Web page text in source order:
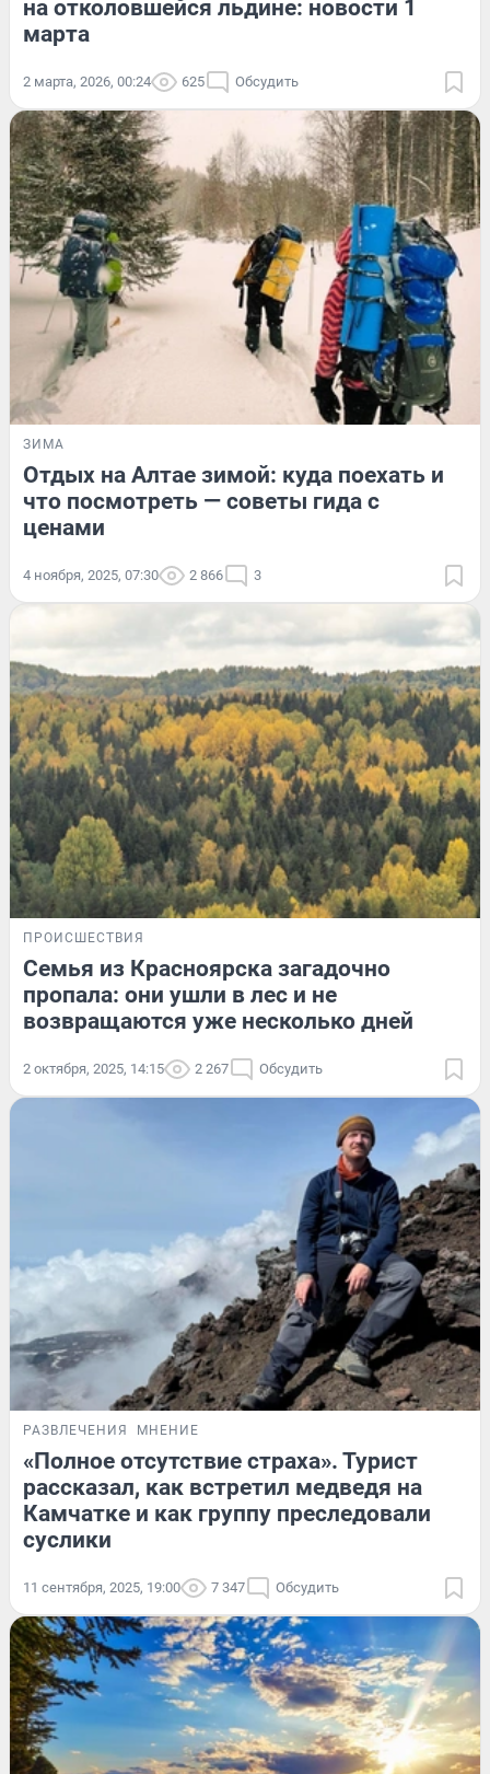
на отколовшейся льдине: новости 1
марта
2 марта, 2026, 00:24 625 Обсудить
ЗИМА
Отдых на Алтае зимой: куда поехать и
что посмотреть — советы гида с
ценами
4 ноября, 2025, 07:30 2 866 3
ПРОИСШЕСТВИЯ
Семья из Красноярска загадочно
пропала: они ушли в лес и не
возвращаются уже несколько дней
2 октября, 2025, 14:15 2 267 Обсудить
РАЗВЛЕЧЕНИЯ МНЕНИЕ
«Полное отсутствие страха». Турист
рассказал, как встретил медведя на
Камчатке и как группу преследовали
суслики
11 сентября, 2025, 19:00 7 347 Обсудить